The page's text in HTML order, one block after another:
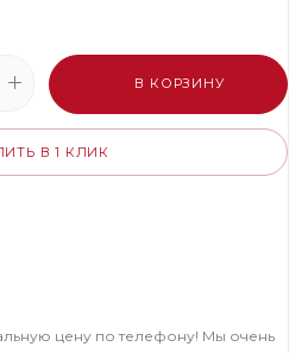
В КОРЗИНУ
В 1 КЛИК
цену по телефону! Мы очень